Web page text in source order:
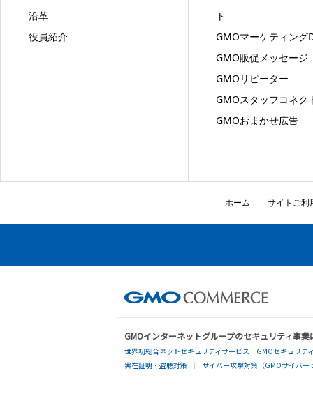
沿革
役員紹介
ト
GMOマーケティング
GMO販促メッセージ
GMOリピーター
GMOスタッフコネク
GMOおまかせ広告
ホーム サイトご利
GMOインターネットグループのセキュリティ事業
世界初総合ネットセキュリティサービス「GMOセキュリテ
実在証明・盗聴対策
サイバー攻撃対策（GMOサイバー